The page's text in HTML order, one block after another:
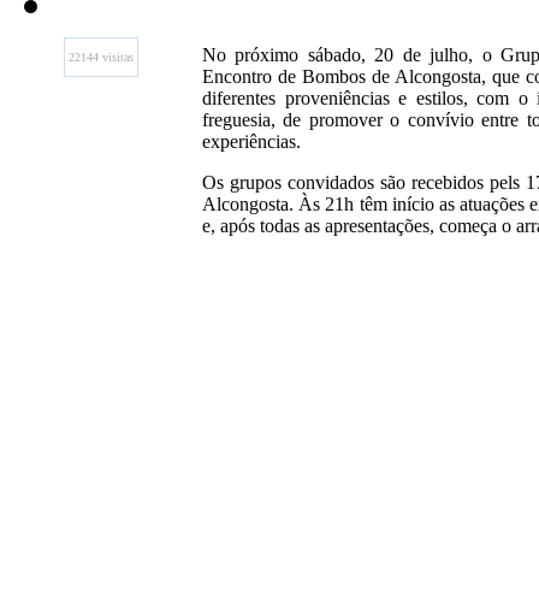
22144 visitas
No próximo sábado, 20 de julho, o
Encontro de Bombos de Alcongosta, que
diferentes proveniências e estilos, com
freguesia, de promover o convívio entre
experiências.
Os grupos convidados são recebidos pels
Alcongosta. Às 21h têm início as atuações
e, após todas as apresentações, começa o